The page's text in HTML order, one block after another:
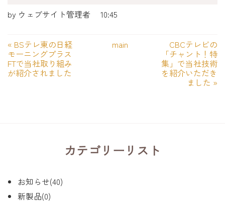
by ウェブサイト管理者 10:45
« BSテレ東の日経
モーニングプラス
FTで当社取り組み
が紹介されました
main CBCテレビの
「チャント！特
集」で当社技術
を紹介いただき
ました »
カテゴリーリスト
お知らせ(40)
新製品(0)